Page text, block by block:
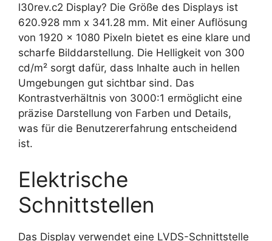
l30rev.c2 Display? Die Größe des Displays ist
620.928 mm x 341.28 mm. Mit einer Auflösung
von 1920 x 1080 Pixeln bietet es eine klare und
scharfe Bilddarstellung. Die Helligkeit von 300
cd/m² sorgt dafür, dass Inhalte auch in hellen
Umgebungen gut sichtbar sind. Das
Kontrastverhältnis von 3000:1 ermöglicht eine
präzise Darstellung von Farben und Details,
was für die Benutzererfahrung entscheidend
ist.
Elektrische
Schnittstellen
Das Display verwendet eine LVDS-Schnittstelle